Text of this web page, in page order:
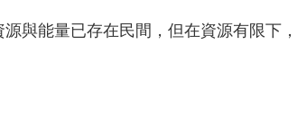
與能量已存在民間，但在資源有限下